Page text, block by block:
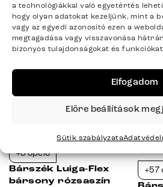
a technológiákkal való egyetértés
hogy olyan adatokat kezeljünk, mint a
vagy az egyedi azonosító ezen a
megtagadása vagy visszavonása
bizonyos tulajdonságokat és
Elfogadom
Előre beállítások
Sütik szabályzata
-23%
+8 opció
Bárszék Luiga-Flex
bársony rózsaszín
+57